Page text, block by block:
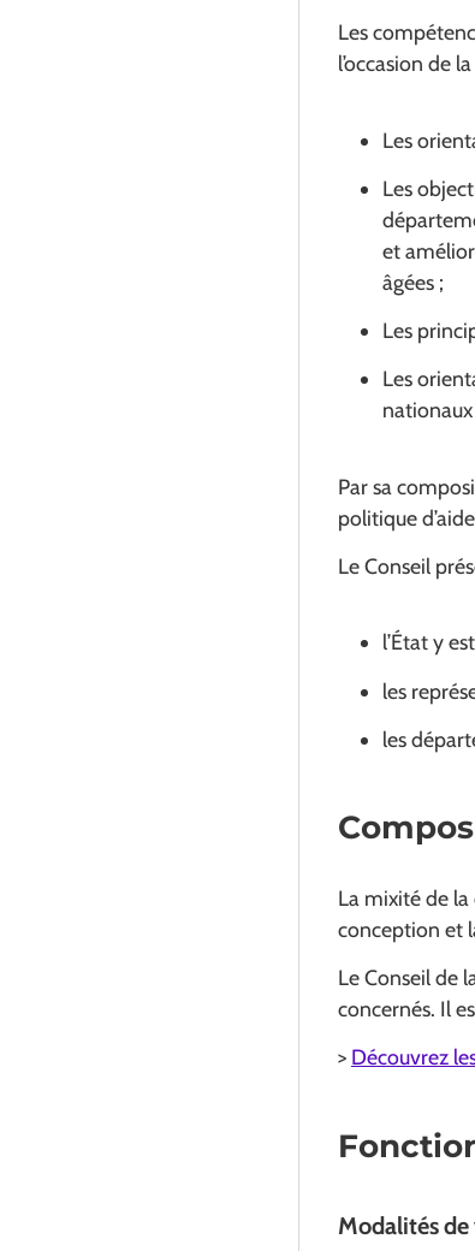
Les
l’occasion de
Les
Les
et
âgées ;
Les
Les
Par sa
politique
Le Conseil
l’État y
les
les
La mixité de
conception et
Le Conseil de
concernés. Il
> Découvrez
Modalités